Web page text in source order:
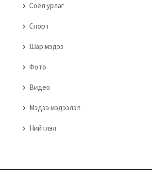
Соёл урлаг
Спорт
Шар мэдээ
Фото
Видео
Мэдээ мэдээлэл
Нийтлэл